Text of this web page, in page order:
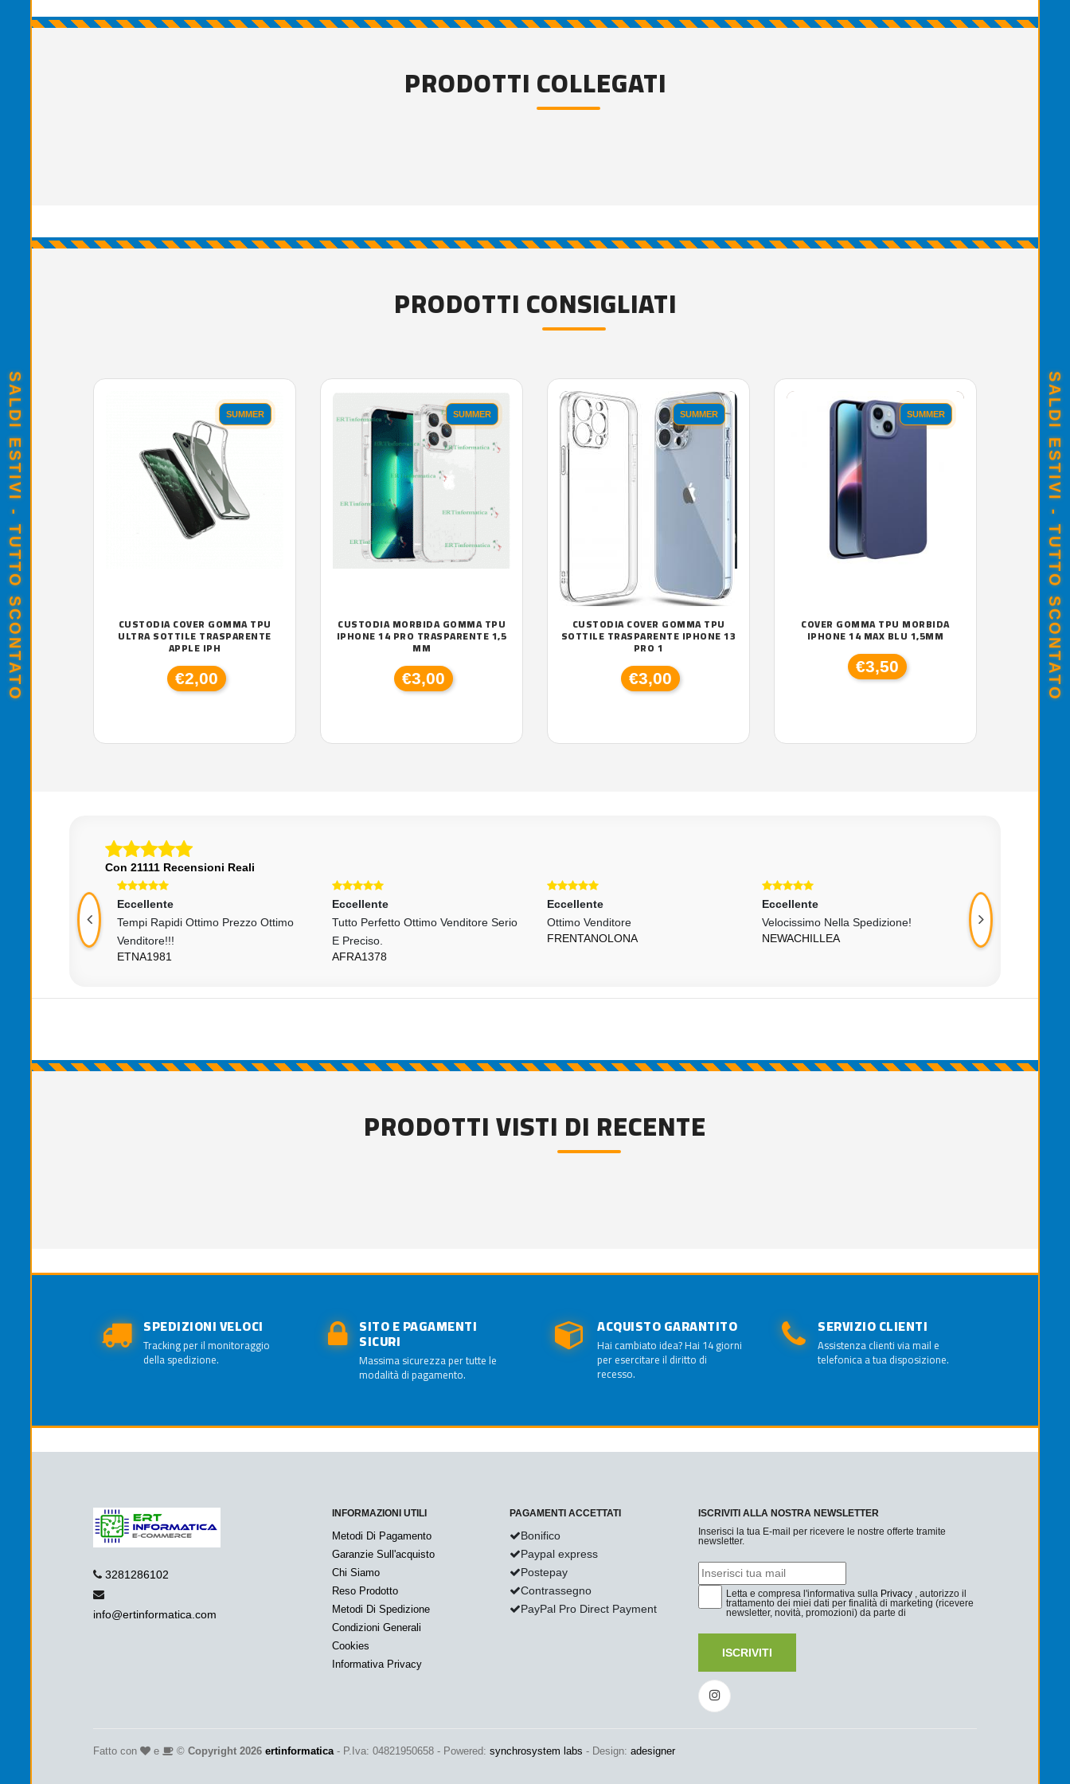
PRODOTTI COLLEGATI
PRODOTTI CONSIGLIATI
SUMMER
CUSTODIA COVER GOMMA TPU
ULTRA SOTTILE TRASPARENTE
APPLE IPH
€2,00
SUMMER
CUSTODIA MORBIDA GOMMA TPU
IPHONE 14 PRO TRASPARENTE 1,5
MM
€3,00
SUMMER
CUSTODIA COVER GOMMA TPU
SOTTILE TRASPARENTE IPHONE 13
PRO 1
€3,00
SUMMER
COVER GOMMA TPU MORBIDA
IPHONE 14 MAX BLU 1,5MM
€3,50
Con 21111 Recensioni Reali
Eccellente
Tempi Rapidi Ottimo Prezzo Ottimo
Venditore!!!
ETNA1981
Eccellente
Tutto Perfetto Ottimo Venditore Serio
E Preciso.
AFRA1378
Eccellente
Ottimo Venditore
FRENTANOLONA
Eccellente
Velocissimo Nella Spedizione!
NEWACHILLEA
Eccellente
Ok
NEW_PC_WORK
PRODOTTI VISTI DI RECENTE
SPEDIZIONI VELOCI
Tracking per il monitoraggio
della spedizione.
SITO E PAGAMENTI
SICURI
Massima sicurezza per tutte le
modalità di pagamento.
ACQUISTO GARANTITO
Hai cambiato idea? Hai 14 giorni
per esercitare il diritto di
recesso.
SERVIZIO CLIENTI
Assistenza clienti via mail e
telefonica a tua disposizione.
3281286102
info@ertinformatica.com
INFORMAZIONI UTILI
Metodi Di Pagamento
Garanzie Sull'acquisto
Chi Siamo
Reso Prodotto
Metodi Di Spedizione
Condizioni Generali
Cookies
Informativa Privacy
PAGAMENTI ACCETTATI
Bonifico
Paypal express
Postepay
Contrassegno
PayPal Pro Direct Payment
ISCRIVITI ALLA NOSTRA NEWSLETTER
Inserisci la tua E-mail per ricevere le nostre offerte tramite
newsletter.
Letta e compresa l'informativa sulla Privacy , autorizzo il
trattamento dei miei dati per finalità di marketing (ricevere
newsletter, novità, promozioni) da parte di
ISCRIVITI
Fatto con e © Copyright 2026 ertinformatica - P.Iva: 04821950658 - Powered: synchrosystem labs - Design: adesigner
SALDI ESTIVI - TUTTO SCONTATO SALDI ESTIVI - TUTTO SCONTATO